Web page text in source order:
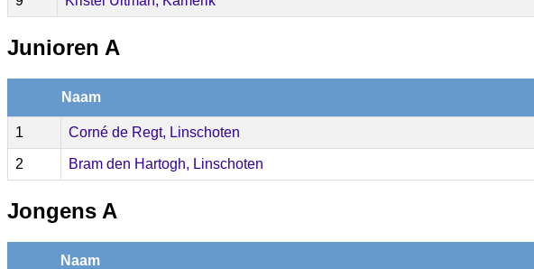
Junioren A
Naam
1 Corné de Regt, Linschoten
2 Bram den Hartogh, Linschoten
Jongens A
Naam